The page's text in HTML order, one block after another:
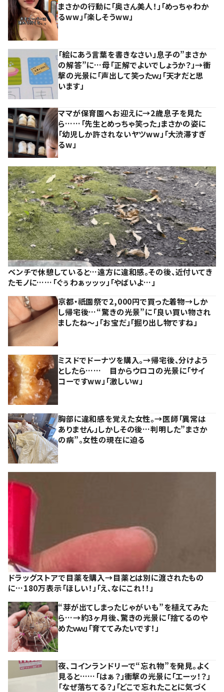
まさかの行動に「奥さん美人！」「めっちゃわか
るww」「楽しそうww」
「絵にあう言葉を書きなさい」息子の”まさか
の解答”に…母「正解でよいでしょうか？」→衝
撃の光景に「声出して笑ったｗ」「天才だと思
います」
ママが保育園へお迎えに→2歳息子を見た
ら……「先生とめっちゃ笑った」まさかの姿に
「幼児しか許されないヤツww」「大渋滞すぎ
るw」
ベンチで休憩していると…遠方に違和感。その後、近付いてき
たモノに……「ぐぅわぁッッッ」「やばいよ…」
京都・祇園祭で2,000円で買った着物→しか
し帰宅後…“驚きの光景”に「良い買い物され
ましたね～」「お宝だ」「掘り出し物ですね」
ミスドでドーナツを購入。→帰宅後、分けよう
としたら…… 目からウロコの光景に「サイ
コーですww」「激しいw」
胸部に違和感を覚えた女性。→医師「異常は
ありません」しかしその後…判明した”まさか
の病”。女性の現在に迫る
ドラッグストアで目薬を購入→目薬とは別に渡されたもの
に…180万表示「ほしい！」「え、なにこれ！！」
“芽が出てしまったじゃがいも”を植えてみた
ら…→約3ヶ月後、驚きの光景に「捨てるのや
めたｗｗ」「育ててみたいです！」
夜、コインランドリーで“忘れ物”を発見。よく
見ると……「はぁ？」衝撃の光景に「エーッ！？」
「なぜ落ちてる？」「どこで忘れたことに気づく